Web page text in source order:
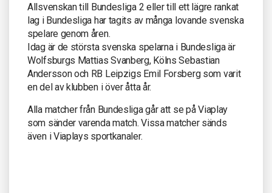
Allsvenskan till Bundesliga 2 eller till ett lägre rankat
lag i Bundesliga har tagits av många lovande svenska
spelare genom åren.
Idag är de största svenska spelarna i Bundesliga är
Wolfsburgs Mattias Svanberg, Kölns Sebastian
Andersson och RB Leipzigs Emil Forsberg som varit
en del av klubben i över åtta år.
Alla matcher från Bundesliga går att se på Viaplay
som sänder varenda match. Vissa matcher sänds
även i Viaplays sportkanaler.